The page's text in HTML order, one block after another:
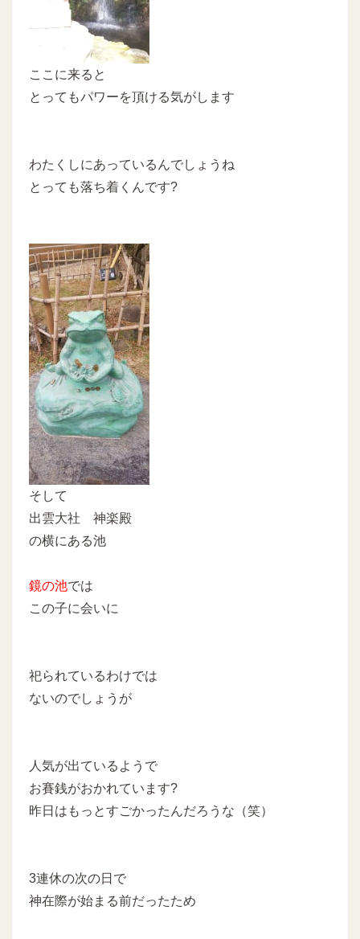
ここに来ると
とってもパワーを頂ける気がします
わたくしにあっているんでしょうね
とっても落ち着くんです?
そして
出雲大社 神楽殿
の横にある池
鏡の池では
この子に会いに
祀られているわけでは
ないのでしょうが
人気が出ているようで
お賽銭がおかれています?
昨日はもっとすごかったんだろうな（笑）
3連休の次の日で
神在際が始まる前だったため